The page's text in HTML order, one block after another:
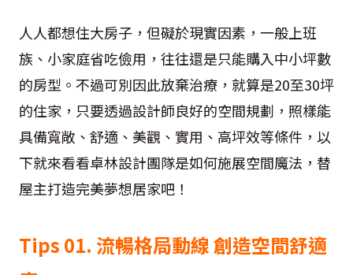
人人都想住大房子，但礙於現實因素，一般上班
族、小家庭省吃儉用，往往還是只能購入中小坪數
的房型。不過可別因此放棄治療，就算是20至30坪
的住家，只要透過設計師良好的空間規劃，照樣能
具備寬敞、舒適、美觀、實用、高坪效等條件，以
下就來看看卓林設計團隊是如何施展空間魔法，替
屋主打造完美夢想居家吧！
Tips 01. 流暢格局動線 創造空間舒適